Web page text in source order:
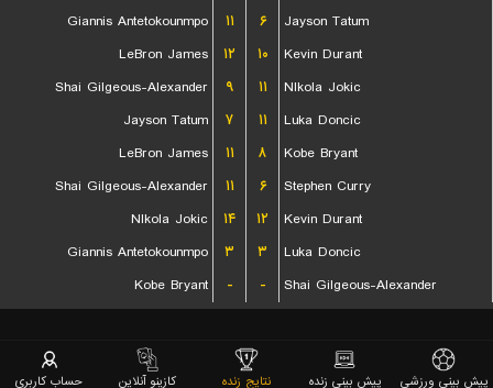
Giannis Antetokounmpo
۱۱ ۶
Jayson Tatum
LeBron James
۱۲ ۱۰
Kevin Durant
Shai Gilgeous-Alexander
۹ ۱۱
NIkola Jokic
Jayson Tatum
۷ ۱۱
Luka Doncic
LeBron James
۱۱ ۸
Kobe Bryant
Shai Gilgeous-Alexander
۱۱ ۶
Stephen Curry
NIkola Jokic
۱۴ ۱۲
Kevin Durant
Giannis Antetokounmpo
۳ ۳
Luka Doncic
Kobe Bryant
- - Shai Gilgeous-Alexander
پیش بینی ورزشی پیش بینی زنده نتایج زنده کازینو آنلاین حساب کاربری